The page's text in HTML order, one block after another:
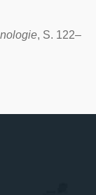
, S. 122–